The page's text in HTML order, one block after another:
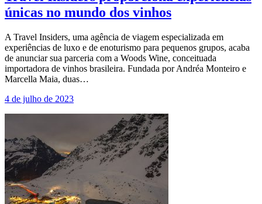
únicas no mundo dos vinhos
A Travel Insiders, uma agência de viagem especializada em
experiências de luxo e de enoturismo para pequenos grupos, acaba
de anunciar sua parceria com a Woods Wine, conceituada
importadora de vinhos brasileira. Fundada por Andréa Monteiro e
Marcella Maia, duas…
4 de julho de 2023